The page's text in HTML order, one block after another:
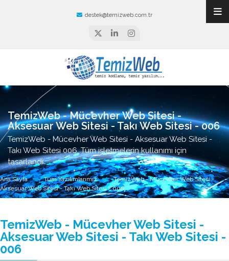
destek@temizweb.com.tr
TemizWeb - Mücevher Web Sitesi -
Aksesuar Web Sitesi - Takı Web Sitesi - 006
TemizWeb - Mücevher Web Sitesi - Aksesuar Web Sitesi -
Takı Web Sitesi 006, Tüm işletmelerin kullanımı için
tasarlandı.
Ana Sayfa Tüm Yazılımlarımız
TemizWeb - Mücevher Web Sitesi -
Aksesuar Web Sitesi - Takı Web Sitesi - 006
TemizWeb - Mücevher Web Sitesi -
Aksesuar Web Sitesi - Takı Web Sitesi -
006